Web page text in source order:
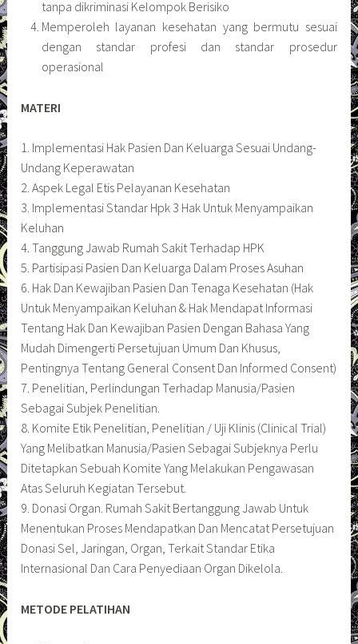
tanpa dikriminasi Kelompok Berisiko
Memperoleh layanan kesehatan yang bermutu sesuai
dengan standar profesi dan standar prosedur
operasional
MATERI
1. Implementasi Hak Pasien Dan Keluarga Sesuai Undang-
Undang Keperawatan
2. Aspek Legal Etis Pelayanan Kesehatan
3. Implementasi Standar Hpk 3 Hak Untuk Menyampaikan
Keluhan
4. Tanggung Jawab Rumah Sakit Terhadap HPK
5. Partisipasi Pasien Dan Keluarga Dalam Proses Asuhan
6. Hak Dan Kewajiban Pasien Dan Tenaga Kesehatan (Hak
Untuk Menyampaikan Keluhan & Hak Mendapat Informasi
Tentang Hak Dan Kewajiban Pasien Dengan Bahasa Yang
Mudah Dimengerti Persetujuan Umum Dan Khusus,
Pentingnya Tentang General Consent Dan Informed Consent)
7. Penelitian, Perlindungan Terhadap Manusia/Pasien
Sebagai Subjek Penelitian.
8. Komite Etik Penelitian, Penelitian / Uji Klinis (Clinical Trial)
Yang Melibatkan Manusia/Pasien Sebagai Subjeknya Perlu
Ditetapkan Sebuah Komite Yang Melakukan Pengawasan
Atas Seluruh Kegiatan Tersebut.
9. Donasi Organ. Rumah Sakit Bertanggung Jawab Untuk
Menentukan Proses Mendapatkan Dan Mencatat Persetujuan
Donasi Sel, Jaringan, Organ, Terkait Standar Etika
Internasional Dan Cara Penyediaan Organ Dikelola.
METODE PELATIHAN